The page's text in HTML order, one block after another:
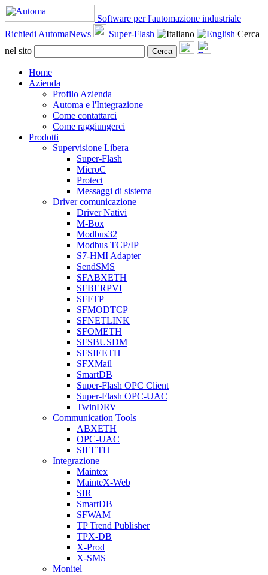
Software per l'automazione industriale
Richiedi AutomaNews
Super-Flash
Cerca
nel sito
Cerca
Home
Azienda
Profilo Azienda
Automa e l'Integrazione
Come contattarci
Come raggiungerci
Prodotti
Supervisione Libera
Super-Flash
MicroC
Protect
Messaggi di sistema
Driver comunicazione
Driver Nativi
M-Box
Modbus32
Modbus TCP/IP
S7-HMI Adapter
SendSMS
SFABXETH
SFBERPVI
SFFTP
SFMODTCP
SFNETLINK
SFOMETH
SFSBUSDM
SFSIEETH
SFXMail
SmartDB
Super-Flash OPC Client
Super-Flash OPC-UAC
TwinDRV
Communication Tools
ABXETH
OPC-UAC
SIEETH
Integrazione
Maintex
MainteX-Web
SIR
SmartDB
SFWAM
TP Trend Publisher
TPX-DB
X-Prod
X-SMS
Monitel